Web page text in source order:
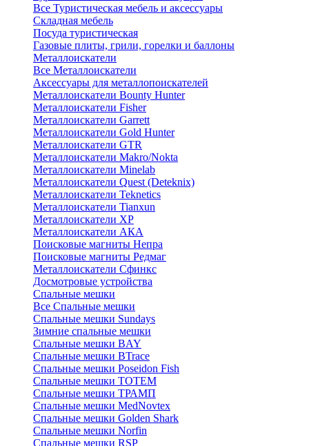
Все Туристическая мебель и аксессуары
Складная мебель
Посуда туристическая
Газовые плиты, грили, горелки и баллоны
Металлоискатели
Все Металлоискатели
Аксессуары для металлопоискателей
Металлоискатели Bounty Hunter
Металлоискатели Fisher
Металлоискатели Garrett
Металлоискатели Gold Hunter
Металлоискатели GTR
Металлоискатели Makro/Nokta
Металлоискатели Minelab
Металлоискатели Quest (Deteknix)
Металлоискатели Teknetics
Металлоискатели Tianxun
Металлоискатели XP
Металлоискатели АКА
Поисковые магниты Непра
Поисковые магниты Редмаг
Металлоискатели Сфинкс
Досмотровые устройства
Спальные мешки
Все Спальные мешки
Спальные мешки Sundays
Зимние спальные мешки
Спальные мешки BAY
Спальные мешки BTrace
Спальные мешки Poseidon Fish
Спальные мешки ТОТЕМ
Спальные мешки ТРАМП
Cпальные мешки MedNovtex
Спальные мешки Golden Shark
Спальные мешки Norfin
Спальные мешки RSP